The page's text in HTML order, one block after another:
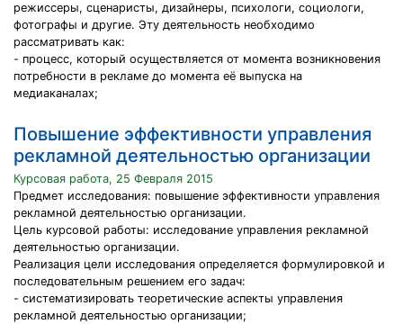
режиссеры, сценаристы, дизайнеры, психологи, социологи,
фотографы и другие. Эту деятельность необходимо
рассматривать как:
- процесс, который осуществляется от момента возникновения
потребности в рекламе до момента её выпуска на
медиаканалах;
Повышение эффективности управления
рекламной деятельностью организации
Курсовая работа, 25 Февраля 2015
Предмет исследования: повышение эффективности управления
рекламной деятельностью организации.
Цель курсовой работы: исследование управления рекламной
деятельностью организации.
Реализация цели исследования определяется формулировкой и
последовательным решением его задач:
- систематизировать теоретические аспекты управления
рекламной деятельностью организации;